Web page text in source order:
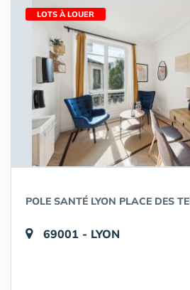
LOTS À LOUER
POLE SANTÉ LYON PLACE DES
69001 - LYON